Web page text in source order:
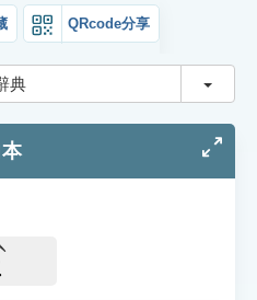
QRcode分享
典 切換